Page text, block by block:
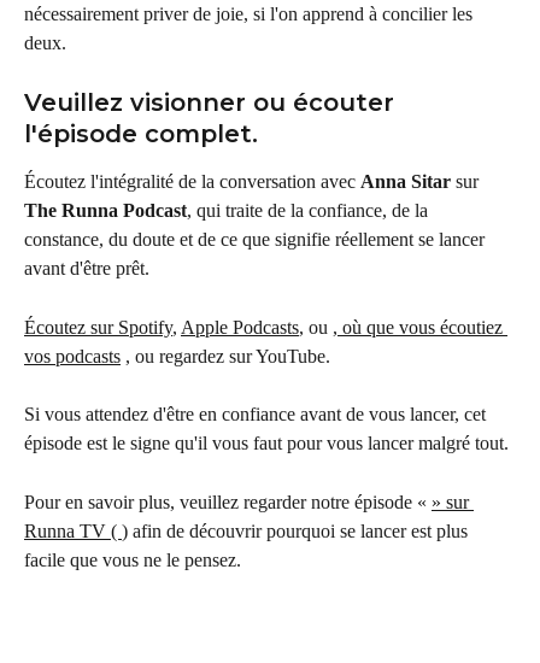
nécessairement priver de joie, si l'on apprend à concilier les
deux.
Veuillez visionner ou écouter
l'épisode complet.
Écoutez l'intégralité de la conversation avec Anna Sitar sur
The Runna Podcast, qui traite de la confiance, de la
constance, du doute et de ce que signifie réellement se lancer
avant d'être prêt.
Écoutez sur Spotify, Apple Podcasts, ou , où que vous écoutiez
vos podcasts , ou regardez sur YouTube.
Si vous attendez d'être en confiance avant de vous lancer, cet
épisode est le signe qu'il vous faut pour vous lancer malgré tout.
Pour en savoir plus, veuillez regarder notre épisode « » sur
Runna TV ( ) afin de découvrir pourquoi se lancer est plus
facile que vous ne le pensez.